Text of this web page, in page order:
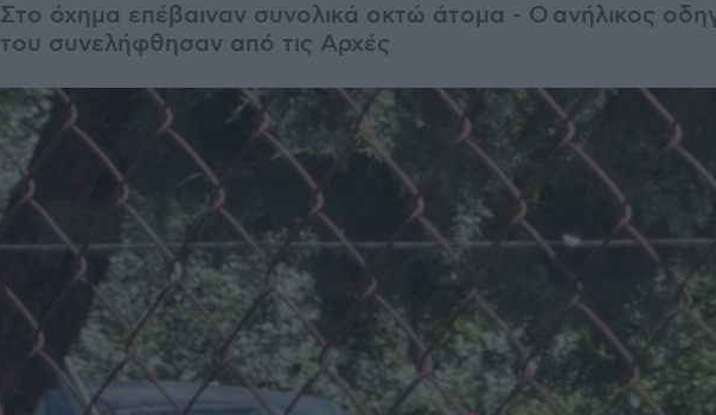
Στο όχημα επέβαιναν συνολικά οκτώ άτομα - Ο ανήλικος
του συνελήφθησαν από τις Αρχές